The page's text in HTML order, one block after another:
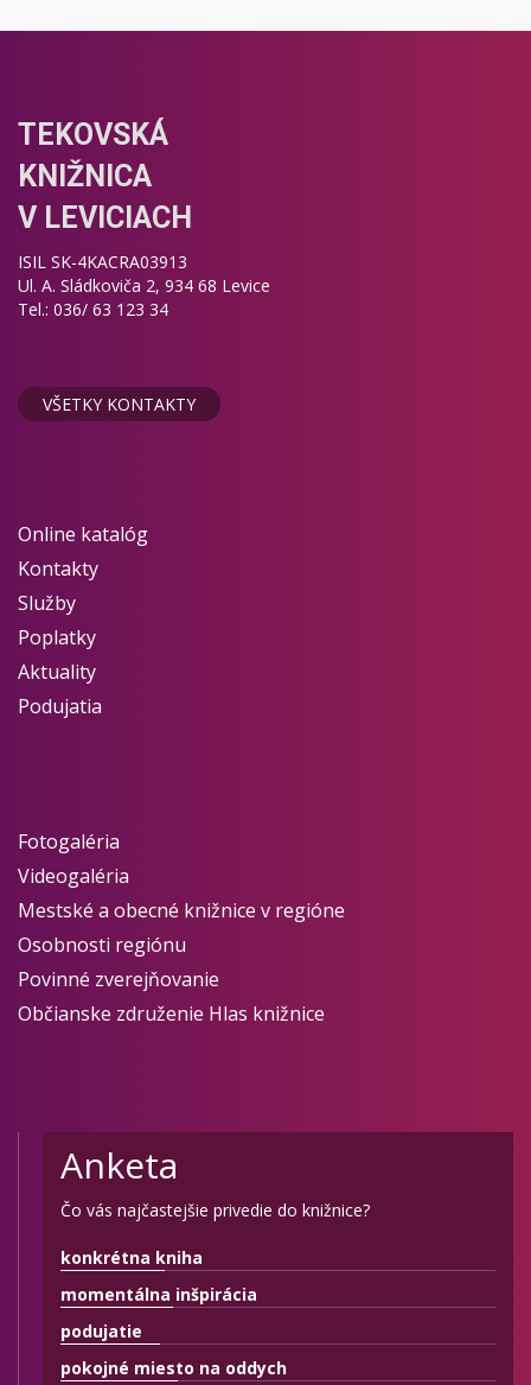
TEKOVSKÁ
KNIŽNICA
V LEVICIACH
ISIL SK-4KACRA03913
Ul. A. Sládkoviča 2, 934 68 Levice
Tel.: 036/ 63 123 34
VŠETKY KONTAKTY
Online katalóg
Kontakty
Služby
Poplatky
Aktuality
Podujatia
Fotogaléria
Videogaléria
Mestské a obecné knižnice v regióne
Osobnosti regiónu
Povinné zverejňovanie
Občianske združenie Hlas knižnice
Anketa
Čo vás najčastejšie privedie do knižnice?
konkrétna kniha
momentálna inšpirácia
podujatie
pokojné miesto na oddych